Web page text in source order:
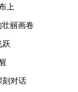
上
壮丽画卷
跃
刻对话